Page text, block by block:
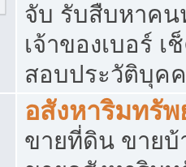
จับ รับสืบหาคน
เจ้าของเบอร์
สอบประวัติบุค
อสังหาริมทรัพ
ขายที่ดิน ขายบ้